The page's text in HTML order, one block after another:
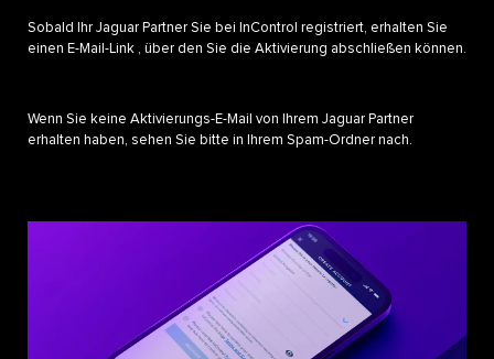
Sobald Ihr Jaguar Partner Sie bei InControl registriert, erhalten Sie
einen E-Mail-Link , über den Sie die Aktivierung abschließen können.
Wenn Sie keine Aktivierungs-E-Mail von Ihrem Jaguar Partner
erhalten haben, sehen Sie bitte in Ihrem Spam-Ordner nach.